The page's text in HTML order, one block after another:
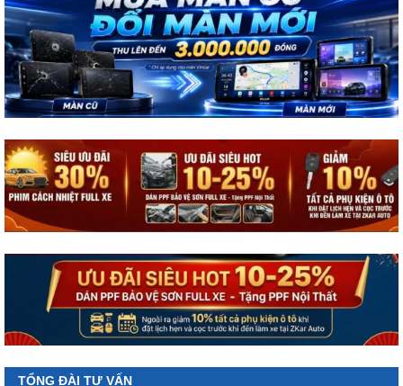
TỔNG ĐÀI TƯ VẤN